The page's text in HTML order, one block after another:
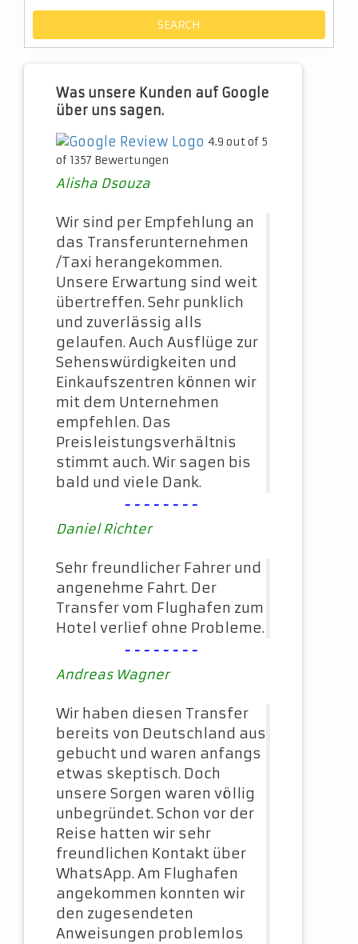
Was unsere Kunden auf Google
über uns sagen.
4.9 out of 5
of 1357 Bewertungen
Alisha Dsouza
Wir sind per Empfehlung an
das Transferunternehmen
/Taxi herangekommen.
Unsere Erwartung sind weit
übertreffen. Sehr punklich
und zuverlässig alls
gelaufen. Auch Ausflüge zur
Sehenswürdigkeiten und
Einkaufszentren können wir
mit dem Unternehmen
empfehlen. Das
Preisleistungsverhältnis
stimmt auch. Wir sagen bis
bald und viele Dank.
--------
Daniel Richter
Sehr freundlicher Fahrer und
angenehme Fahrt. Der
Transfer vom Flughafen zum
Hotel verlief ohne Probleme.
--------
Andreas Wagner
Wir haben diesen Transfer
bereits von Deutschland aus
gebucht und waren anfangs
etwas skeptisch. Doch
unsere Sorgen waren völlig
unbegründet. Schon vor der
Reise hatten wir sehr
freundlichen Kontakt über
WhatsApp. Am Flughafen
angekommen konnten wir
den zugesendeten
Anweisungen problemlos